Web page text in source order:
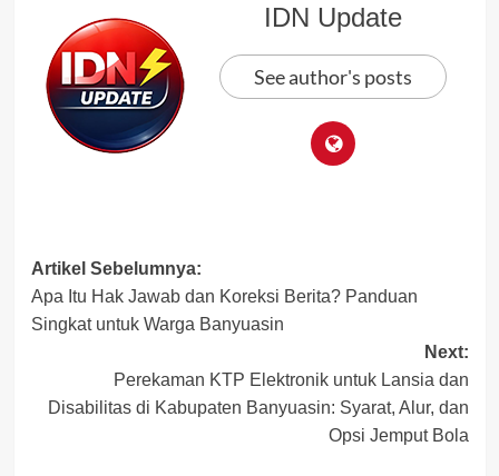
IDN Update
See author's posts
Post
navigation
Artikel Sebelumnya:
Apa Itu Hak Jawab dan Koreksi Berita? Panduan
Singkat untuk Warga Banyuasin
Next:
Perekaman KTP Elektronik untuk Lansia dan
Disabilitas di Kabupaten Banyuasin: Syarat, Alur, dan
Opsi Jemput Bola